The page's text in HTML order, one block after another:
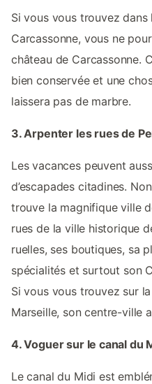
Si vous vous trouvez
Carcassonne, vous ne
château de Carcassonne.
bien conservée et une
laissera pas de marbre.
3. Arpenter les rues de
Les vacances peuvent
d’escapades citadines.
trouve la magnifique ville
rues de la ville historique
ruelles, ses boutiques, sa
spécialités et surtout son
Si vous vous trouvez sur
Marseille, son centre-ville
4. Voguer sur le canal du
Le canal du Midi est